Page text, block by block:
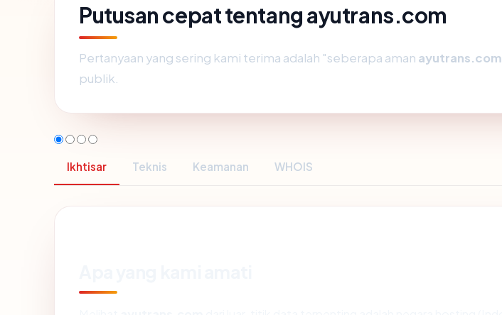
Putusan cepat tentang ayutrans.com
Pertanyaan yang sering kami terima adalah "seberapa aman ayutrans.com
publik.
Ikhtisar Teknis Keamanan WHOIS